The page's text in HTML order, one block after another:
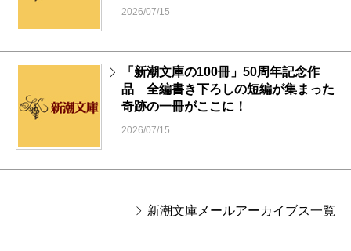
2026/07/15
「新潮文庫の100冊」50周年記念作
品 全編書き下ろしの短編が集まった
奇跡の一冊がここに！
2026/07/15
新潮文庫メールアーカイブス一覧